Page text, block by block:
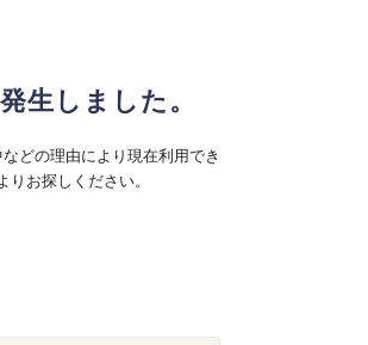
生しました。
どの理由により現在利用でき
お探しください。